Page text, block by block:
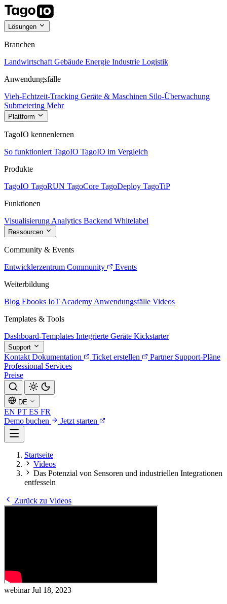
Lösungen
Branchen
Landwirtschaft Gebäude Energie Industrie Logistik
Anwendungsfälle
Vieh-Echtzeit-Tracking Geräte & Maschinen Silo-Überwachung
Submetering Mehr
Plattform
TagoIO kennenlernen
So funktioniert TagoIO TagoIO im Vergleich
Produkte
TagoIO TagoRUN TagoCore TagoDeploy TagoTiP
Funktionen
Visualisierung Analytics Backend Whitelabel
Ressourcen
Community & Events
Entwicklerzentrum Community
Events
Weiterbildung
Blog Ebooks IoT Academy Anwendungsfälle Videos
Templates & Tools
Dashboard-Templates Integrierte Geräte Kickstarter
Support
Kontakt Dokumentation Ticket erstellen Partner Support-Pläne
Professional Services
Preise
DE
EN PT ES FR
Demo buchen
Jetzt starten
Startseite
Videos
Das Potenzial von Sensoren und industriellen Integrationen
entfesseln
Zurück zu Videos
webinarJul 18, 2023